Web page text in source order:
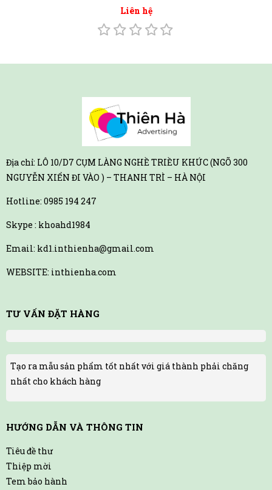
Liên hệ
Địa chỉ: LÔ 10/D7 CỤM LÀNG NGHỀ TRIỀU KHÚC (NGÕ 300
NGUYỄN XIỂN ĐI VÀO ) – THANH TRÌ – HÀ NỘI
Hotline: 0985 194 247
Skype : khoahd1984
Email: kd1.inthienha@gmail.com
WEBSITE: inthienha.com
TƯ VẤN ĐẶT HÀNG
Tạo ra mẫu sản phẩm tốt nhất với giá thành phải chăng
nhất cho khách hàng
HƯỚNG DẪN VÀ THÔNG TIN
Tiêu đề thư
Thiệp mời
Tem bảo hành